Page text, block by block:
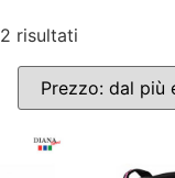
risultati